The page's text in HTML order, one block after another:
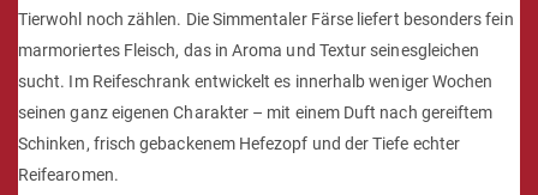
Tierwohl noch zählen. Die Simmentaler Färse liefert besonders fein
marmoriertes Fleisch, das in Aroma und Textur seinesgleichen
sucht. Im Reifeschrank entwickelt es innerhalb weniger Wochen
seinen ganz eigenen Charakter – mit einem Duft nach gereiftem
Schinken, frisch gebackenem Hefezopf und der Tiefe echter
Reifearomen.